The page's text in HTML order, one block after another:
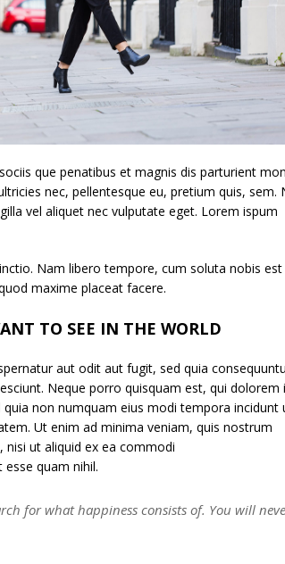
que penatibus et magnis dis parturient
nec, pellentesque eu, pretium quis, sem.
vel aliquet nec vulputate eget. Lorem ispum
Nam libero tempore, cum soluta nobis est
maxime placeat facere.
TO SEE IN THE WORLD
aut odit aut fugit, sed quia
Neque porro quisquam est, qui dolorem
non numquam eius modi tempora incidunt
Ut enim ad minima veniam, quis nostrum
ut aliquid ex ea commodi
quam nihil.
for what happiness consists of. You will